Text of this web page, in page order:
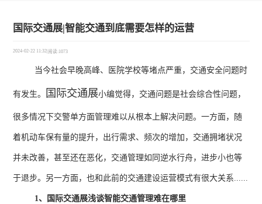
国际交通展|智能交通到底需要怎样的运营
2024-02-22 11:32|阅读:1073
当今社会早晚高峰、医院学校等堵点严重，交通安全问题时
有发生。 国际交通展小编觉得，交通问题是社会综合性问题，
很多情况下交警单方面管理难以从根本上解决问题。一方面，随
着机动车保有量的提升，出行需求、频次的增加，交通拥堵状况
并未改善，甚至还在恶化，交通管理如同逆水行舟，进步小也等
于退步。另一方面，也和此前的交通建设运营模式有很大关系......
1、国际交通展浅谈智能交通管理难在哪里